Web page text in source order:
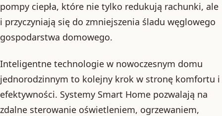
pompy ciepła, które nie tylko redukują rachunki, ale
i przyczyniają się do zmniejszenia śladu węglowego
gospodarstwa domowego.
Inteligentne technologie w nowoczesnym domu
jednorodzinnym to kolejny krok w stronę komfortu i
efektywności. Systemy Smart Home pozwalają na
zdalne sterowanie oświetleniem, ogrzewaniem,